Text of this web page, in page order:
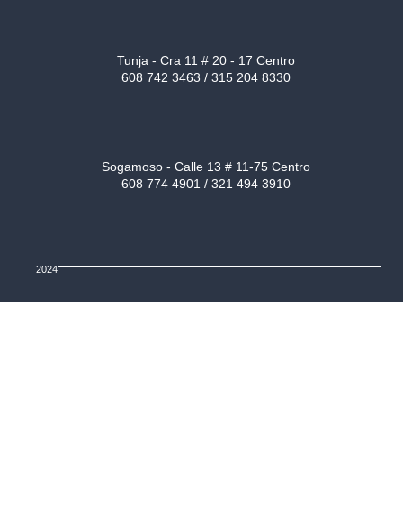
Tunja - Cra 11 # 20 - 17 Centro
608 742 3463 / 315 204 8330
Sogamoso - Calle 13 # 11-75 Centro
608 774 4901 / 321 494 3910
2024